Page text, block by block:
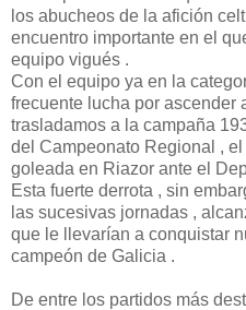
los abucheos de la afición
encuentro importante en el
equipo vigués .
Con el equipo ya en la
frecuente lucha por ascender
trasladamos a la campaña
del Campeonato Regional ,
goleada en Riazor ante el
Esta fuerte derrota , sin
las sucesivas jornadas ,
que le llevarían a conquistar
campeón de Galicia .
De entre los partidos más